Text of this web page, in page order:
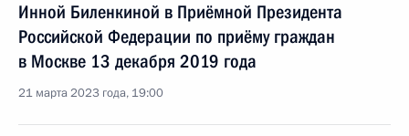
Инной Биленкиной в Приёмной Президента
Российской Федерации по приёму граждан
в Москве 13 декабря 2019 года
21 марта 2023 года, 19:00